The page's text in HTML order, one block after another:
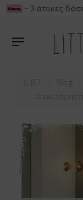
- 3 άτοκες
L.B.T. Blog